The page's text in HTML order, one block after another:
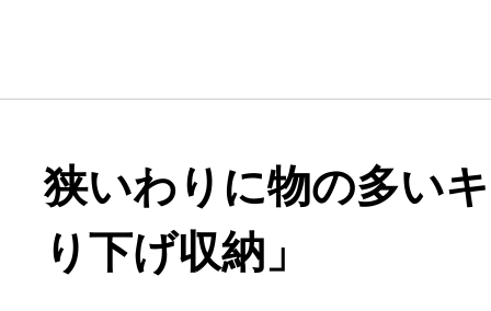
狭いわりに物の多い
り下げ収納」